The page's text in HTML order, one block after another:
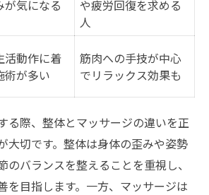
が気になる
や疲労回復を求める
人
活動作に着
術が多い
筋肉への手技が中心
でリラックス効果も
る際、整体とマッサージの違いを正
大切です。整体は身体の歪みや姿勢
のバランスを整えることを重視し、
を目指します。一方、マッサージは